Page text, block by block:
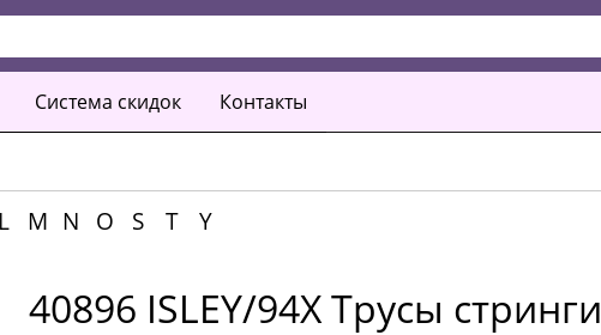
Система скидок Контакты
L M N O S T Y
40896 ISLEY/94X Трусы стринги